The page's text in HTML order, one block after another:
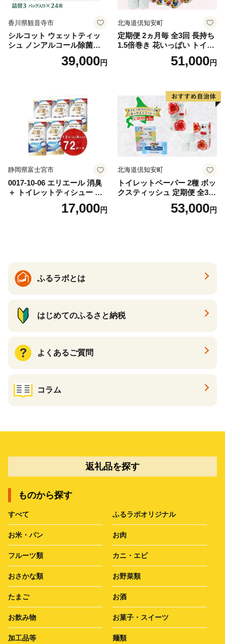
香川県観音寺市
シルコット ウェットティッ
シュ ノンアルコール除菌詰
替（43枚×3P）×24袋 日用品
おもちゃ 拭き取り 手拭き 外
39,000円
北海道倶知安町
定期便 2ヵ月毎 全3回 長持ち
1.5倍巻き 花いっぱい トイレ
ットペーパー ダブル 45ｍ 計
72ロール 全18種 花柄 プリン
ー 消耗品 備蓄 送料無料 北海
道 倶知安町 日用品
51,000円
静岡県富士宮市
0017-10-06 エリエール 消臭
＋ トイレットティシュー し
っかり香るフレッシュクリア
の香り ダブル 12ロール×6パ
17,000円
北海道倶知安町
トイレットペーパー 2種 ボッ
クスティッシュ 定期便 全3
回 日本製 まとめ買い 防災
常備品 日用雑貨 消耗品 生活
53,000円
ふるラボとは
はじめてのふるさと納税
よくあるご質問
コラム
返礼品を探す
ものから探す
すべて ふるラボオリジナル
お米・パン お肉
フルーツ類 カニ・エビ
おさかな類 お野菜類
たまご お酒
お飲み物 お菓子・スイーツ
加工品等 麺類